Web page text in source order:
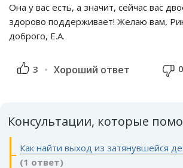
Она у вас есть, а значит, сейчас вас
здорово поддерживает! Желаю вам,
доброго, Е.А.
3 Хороший ответ 0
Консультации, которые
Как найти выход из затянувшейся
(1 ответ)